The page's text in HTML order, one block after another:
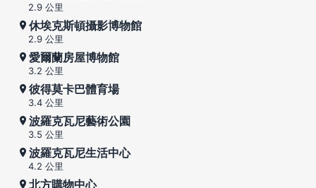
2.9 公里
休埃克斯頓攝影博物館
2.9 公里
愛爾蘭房屋博物館
3.2 公里
彼得莫卡巴體育場
3.4 公里
波羅克瓦尼藝術公園
3.5 公里
波羅克瓦尼生活中心
4.2 公里
北方購物中心